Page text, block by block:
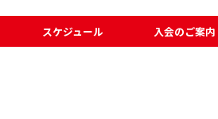
スケジュール 入会のご案内